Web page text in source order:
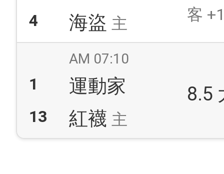
4 海盜 主 客
AM 07:10
1 運動家
13 紅襪 主
8.5